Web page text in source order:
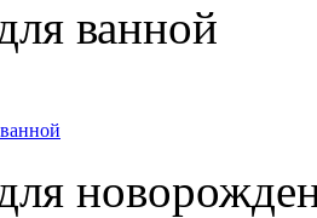
ванной